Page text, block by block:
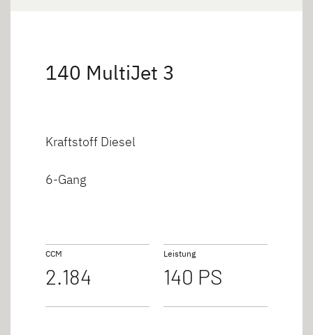
140 MultiJet 3
Kraftstoff Diesel
6-Gang
CCM
2.184
Leistung
140 PS